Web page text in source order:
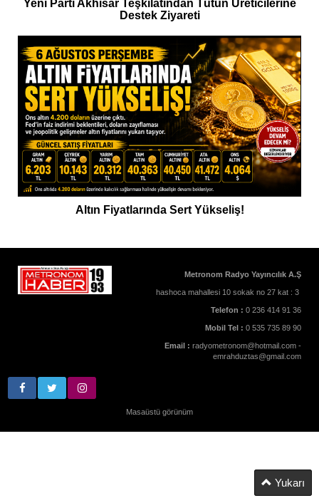
Yeni Parti Akhisar Teşkilatından Tütün Üreticilerine
Destek Ziyareti
Altın Fiyatlarında Sert Yükseliş!
Metronom Radyo Yayıncılık A.Ş
hashoca mahallesi 10 sokak no 27 kat : 3
Telefon : 0 236 414 91 36
Mobil Tel : 0 535 735 89 90
Email : radyometronom@hotmail.com -
emrahduztas@gmail.com
Masaüstü görünüm
Yukarı